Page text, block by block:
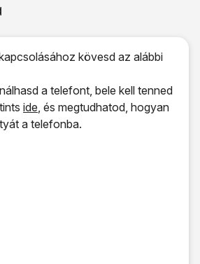
kövesd az alábbi
a telefont, bele kell tenned
ide, és megtudhatod, hogyan
a telefonba.